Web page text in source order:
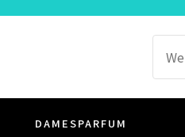
DAMESPARFUM